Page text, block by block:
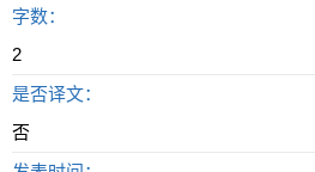
字数：
2
是否译文：
否